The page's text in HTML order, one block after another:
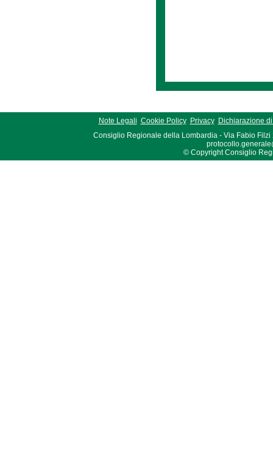
Note Legali Cookie Policy Privacy
Dichiarazione
Consiglio Regionale della Lombardia - Via Fabio Filzi
© Copyright Consiglio